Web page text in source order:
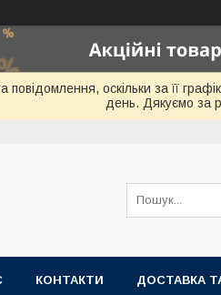
оскільки за її
день. Дякуємо за
КОНТАКТИ ДОСТАВКА